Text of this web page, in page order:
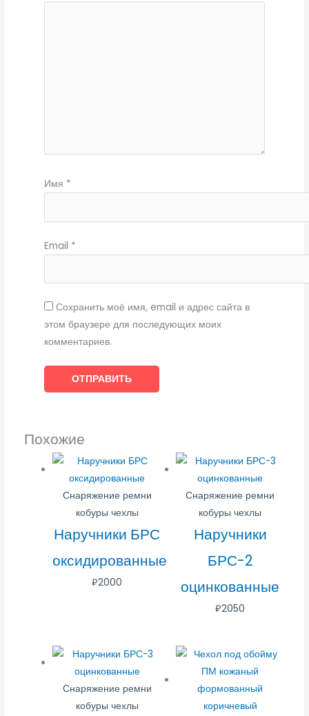
Имя *
Email *
Сохранить моё имя, email и адрес сайта в
этом браузере для последующих моих
комментариев.
Похожие
Снаряжение ремни
кобуры чехлы
Наручники БРС
оксидированные
₽2000
Снаряжение ремни
кобуры чехлы
Наручники
БРС-2
оцинкованные
₽2050
Снаряжение ремни
кобуры чехлы